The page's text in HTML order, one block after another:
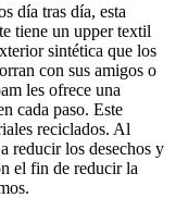
día tras día, esta
tiene un upper textil
sintética que los
con sus amigos o
les ofrece una
cada paso. Este
reciclados. Al
reducir los desechos y
el fin de reducir la